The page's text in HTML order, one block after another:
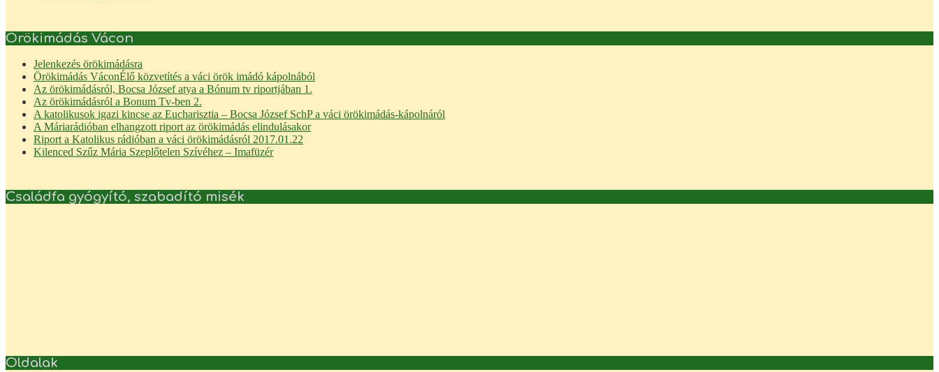
Örökimádás Vácon
Jelenkezés örökimádásra
Örökimádás VáconÉlő közvetítés a váci örök imádó kápolnából
Az örökimádásról, Bocsa József atya a Bónum tv riportjában 1.
Az örökimádásról a Bonum Tv-ben 2.
A katolikusok igazi kincse az Eucharisztia – Bocsa József SchP a váci örökimádás-kápolnáról
A Máriarádióban elhangzott riport az örökimádás elindulásakor
Riport a Katolikus rádióban a váci örökimádásról 2017.01.22
Kilenced Szűz Mária Szeplőtelen Szívéhez – Imafüzér
Családfa gyógyító, szabadító misék
Oldalak